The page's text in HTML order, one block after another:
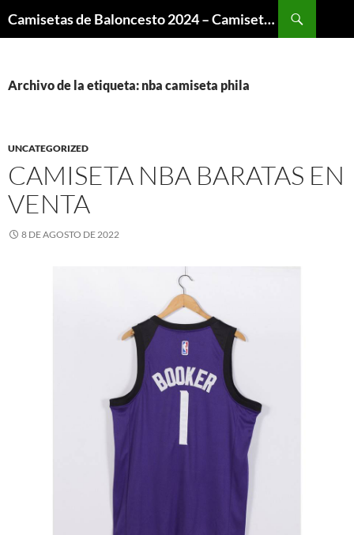
Camisetas de Baloncesto 2024 – Camisetas NBA
Archivo de la etiqueta: nba camiseta phila
UNCATEGORIZED
CAMISETA NBA BARATAS EN
VENTA
8 DE AGOSTO DE 2022